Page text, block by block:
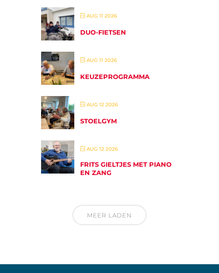
AUG 11 2026
DUO-FIETSEN
AUG 11 2026
KEUZEPROGRAMMA
AUG 12 2026
STOELGYM
AUG 12 2026
FRITS GIELTJES MET PIANO
EN ZANG
MEER LADEN